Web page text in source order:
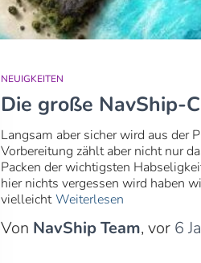
NEUIGKEITEN
Die große NavShip-
Langsam aber sicher wird aus der
Vorbereitung zählt aber nicht nur
Packen der wichtigsten
hier nichts vergessen wird haben
vielleicht Weiterlesen
Von NavShip Team, vor 6